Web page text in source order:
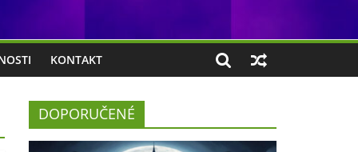
KONTAKT
DOPORUČENÉ